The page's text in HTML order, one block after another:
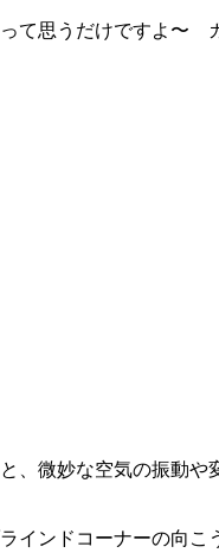
て思うだけですよ〜
、微妙な空気の振動
インドコーナーの向